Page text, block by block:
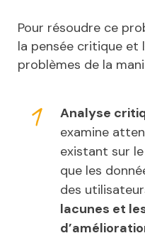
Pour résoudre ce
la pensée critique et
problèmes de la
Analyse
examine
existant sur
que les
des
lacunes et